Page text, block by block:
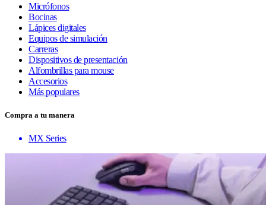
Micrófonos
Bocinas
Lápices digitales
Equipos de simulación
Carreras
Dispositivos de presentación
Alfombrillas para mouse
Accesorios
Más populares
Compra a tu manera
MX Series